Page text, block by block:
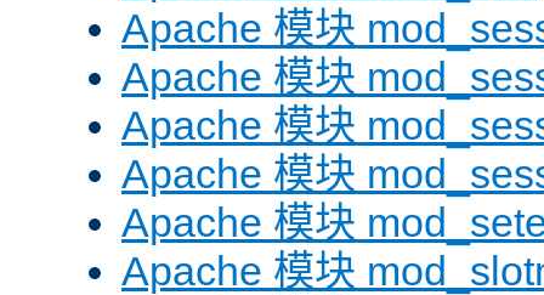
Apache 模块
Apache 模块
Apache 模块
Apache 模块
Apache 模块
Apache 模块